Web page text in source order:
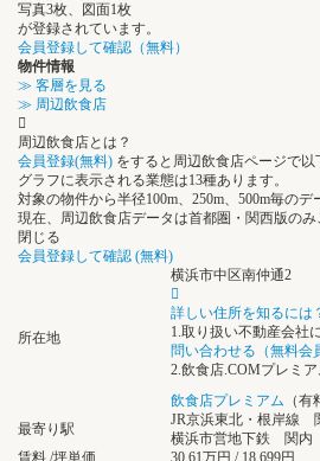
写真3枚、
図面1枚
が登録されています。
会員登録して確認（無料）
物件情報
≫ 客層を見る
≫ 周辺飲食店
周辺飲食店とは？
会員登録(無料) をすると周辺飲食店ページで
グラフに表示される業態は13種あります。
対象の物件から半径100m、250m、500m毎のデ
現在、周辺飲食店データは首都圏・関西版のみ
閉じる
会員登録して確認 (無料)
所在地
横浜市中区南仲通2
詳しい住所を知るには
1.取り扱い不動産会社
問い合わせる（無料会
2.飲食店.COMプレミ
飲食店プレミアム （
最寄り駅
JR京浜東北・根岸線
横浜市営地下鉄 関内
賃料 /坪単価
30.61万円 / 18,699円